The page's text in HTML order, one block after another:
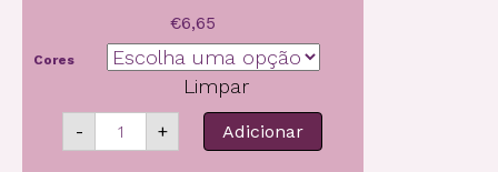
€6,65
Cores
Limpar
-
Quantidade
de
+ Adicionar